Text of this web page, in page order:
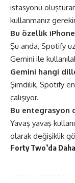
istasyonu
kullanmanız
Bu özellik
Şu anda, Spotify
Gemini ile
Gemini hangi
Şimdilik, Spotify
çalışıyor.
Bu entegrasyon
Yavaş yavaş
olarak değişiklik
Forty Two’da